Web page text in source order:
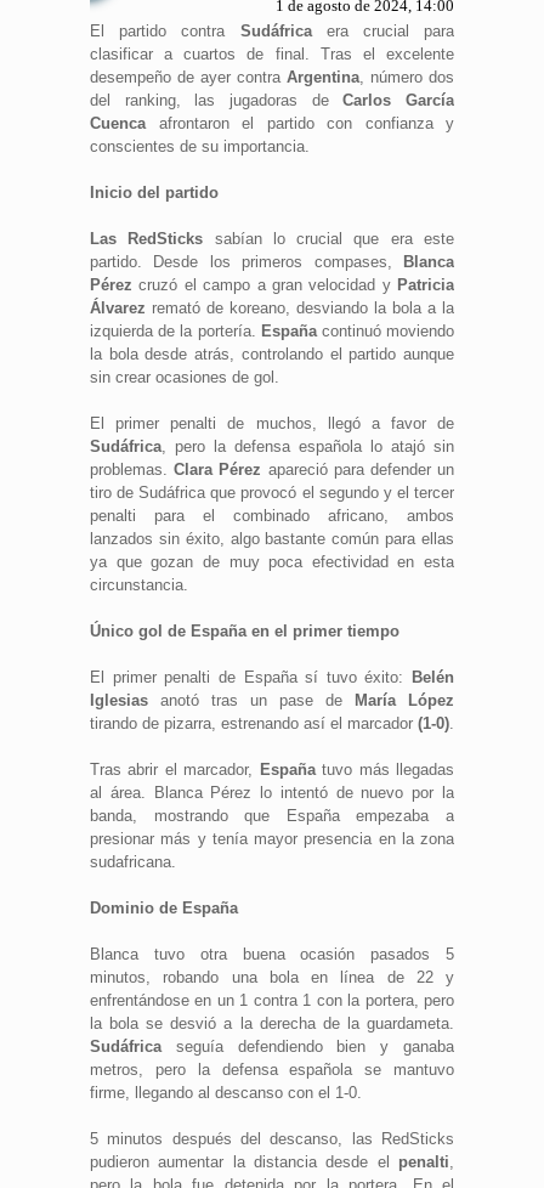
1 de agosto de 2024, 14:00
El partido contra Sudáfricaera crucial para
clasificar a cuartos de final. Tras el excelente
desempeño de ayer contra Argentina , número dos
del ranking, las jugadoras deCarlos García
Cuenca afrontaron el partido con confianza y
conscientes de su importancia.
Inicio del partido
Las RedSticks sabían lo crucial que era este
partido. Desde los primeros compases, Blanca
Pérez cruzó el campo a gran velocidad y Patricia
Álvarez remató de koreano, desviando la bola a la
izquierda de la portería. Españacontinuó moviendo
la bola desde atrás, controlando el partido aunque
sin crear ocasiones de gol.
El primer penalti de muchos, llegó a favor de
Sudáfrica , pero la defensa española lo atajó sin
problemas.Clara Pérez apareció para defender un
tiro de Sudáfrica que provocó el segundo y el tercer
penalti para el combinado africano, ambos
lanzados sin éxito, algo bastante común para ellas
ya que gozan de muy poca efectividad en esta
circunstancia.
Único gol de España en el primer tiempo
El primer penalti de España sí tuvo éxito: Belén
Iglesias anotó tras un pase de María López
tirando de pizarra, estrenando así el marcador (1-0)
Tras abrir el marcador, Españatuvo más llegadas
al área. Blanca Pérez lo intentó de nuevo por la
banda, mostrando que España empezaba a
presionar más y tenía mayor presencia en la zona
sudafricana.
Dominio de España
Blanca tuvo otra buena ocasión pasados 5
minutos, robando una bola en línea de 22 y
enfrentándose en un 1 contra 1 con la portera, pero
la bola se desvió a la derecha de la guardameta.
Sudáfrica seguía defendiendo bien y ganaba
metros, pero la defensa española se mantuvo
firme, llegando al descanso con el 1-0.
5 minutos después del descanso, las RedSticks
pudieron aumentar la distancia desde el penalti